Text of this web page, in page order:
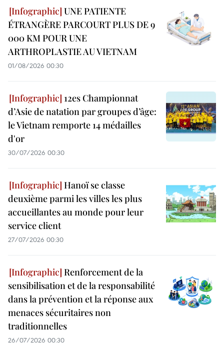
UNE PATIENTE
ÉTRANGÈRE PARCOURT PLUS DE 9
000 KM POUR UNE
ARTHROPLASTIE AU VIETNAM
01/08/2026 00:30
12es Championnat
d’Asie de natation par groupes d’âge:
le Vietnam remporte 14 médailles
d'or
30/07/2026 00:30
Hanoï se classe
deuxième parmi les villes les plus
accueillantes au monde pour leur
service client
27/07/2026 00:30
Renforcement de la
sensibilisation et de la responsabilité
dans la prévention et la réponse aux
menaces sécuritaires non
traditionnelles
26/07/2026 00:30